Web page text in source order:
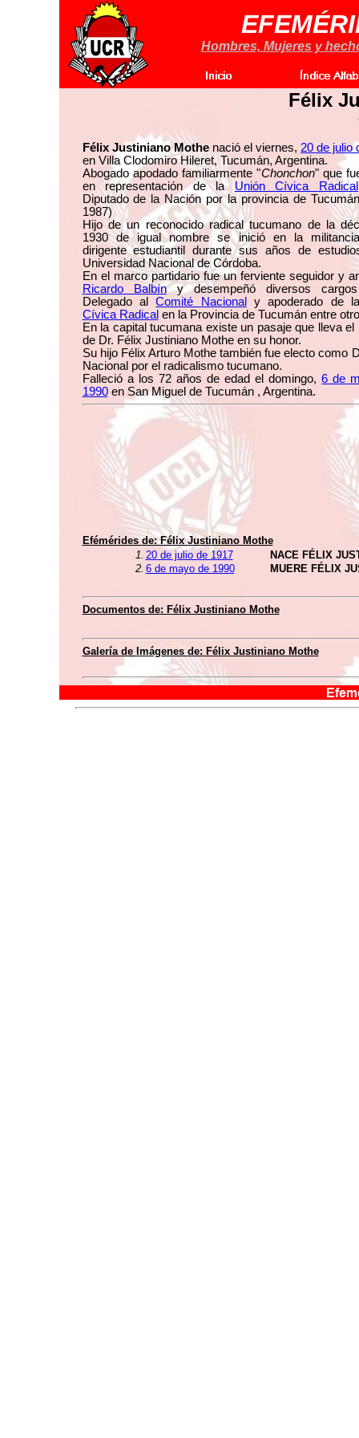
Hombres, Mujeres y
Félix
Félix Justiniano Mothenació el viernes, 20 de julio
en Villa Clodomiro Hileret, Tucumán, Argentina.
Abogado apodado familiarmente "Chonchon" que
en representación de la Unión Cívica Radical
Diputado de la Nación por la provincia de
1987)
Hijo de un reconocido radical tucumano de la
1930 de igual nombre se inició en la
dirigente estudiantil durante sus años de
Universidad Nacional de Córdoba.
En el marco partidario fue un ferviente seguidor y
Ricardo Balbíny desempeñó diversos
Delegado alComité Nacional
y apoderado de
Cívica Radical en la Provincia de Tucumán entre
En la capital tucumana existe un pasaje que lleva el
de Dr. Félix Justiniano Mothe en su honor.
Su hijo Félix Arturo Mothe también fue electo como
Nacional por el radicalismo tucumano.
Falleció a los 72 años de edad el domingo,6 de
1990en San Miguel de Tucumán , Argentina.
Efémérides de: Félix Justiniano Mothe
1. 20 de julio de 1917
NACE FÉLIX
2. 6 de mayo de 1990 MUERE FÉLIX
Documentos de: Félix Justiniano Mothe
Galería de Imágenes de: Félix Justiniano Mothe